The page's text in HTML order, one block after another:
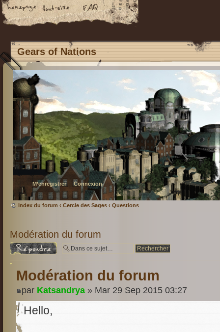
Gears of Nations
M’enregistrer Connexion
Index du forum ‹ Cercle des Sages ‹ Questions
Modération du forum
Répondre
Modération du forum
par Katsandrya » Mar 29 Sep 2015 03:27
Hello,